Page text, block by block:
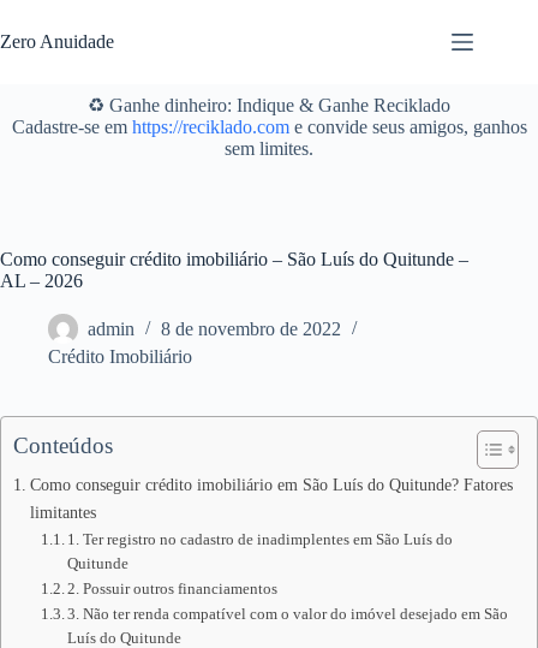
para
o
Zero Anuidade
♻️ Ganhe dinheiro: Indique & Ganhe Reciklado
Cadastre-se em https://reciklado.come convide seus amigos, ganhos
sem limites.
Como conseguir crédito imobiliário – São Luís do Quitunde –
AL – 2026
admin
8 de novembro de 2022
Crédito Imobiliário
Conteúdos
Como conseguir crédito imobiliário em São Luís do Quitunde? Fatores
limitantes
1. Ter registro no cadastro de inadimplentes em São Luís do
Quitunde
2. Possuir outros financiamentos
3. Não ter renda compatível com o valor do imóvel desejado em São
Luís do Quitunde